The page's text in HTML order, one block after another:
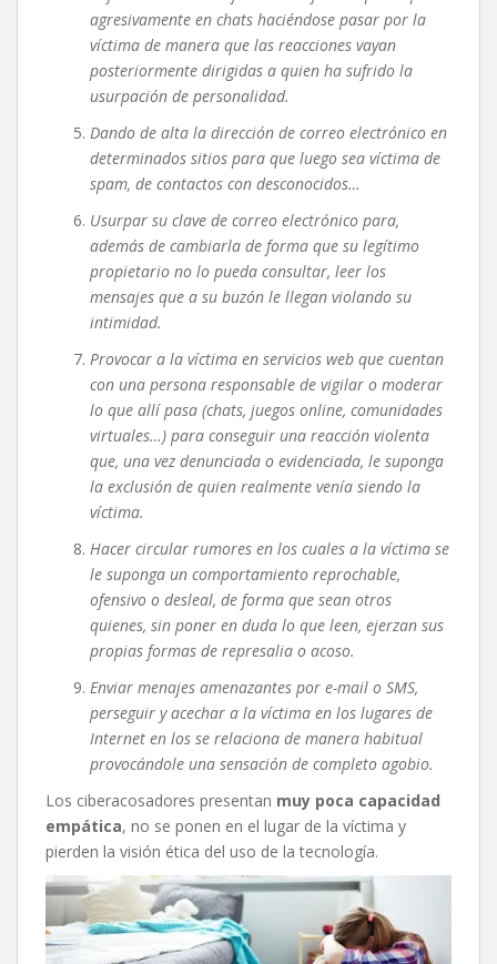
agresivamente en chats haciéndose pasar por la
víctima de manera que las reacciones vayan
posteriormente dirigidas a quien ha sufrido la
usurpación de personalidad.
Dando de alta la dirección de correo electrónico en
determinados sitios para que luego sea víctima de
spam, de contactos con desconocidos…
Usurpar su clave de correo electrónico para,
además de cambiarla de forma que su legítimo
propietario no lo pueda consultar, leer los
mensajes que a su buzón le llegan violando su
intimidad.
Provocar a la víctima en servicios web que cuentan
con una persona responsable de vigilar o moderar
lo que allí pasa (chats, juegos online, comunidades
virtuales…) para conseguir una reacción violenta
que, una vez denunciada o evidenciada, le suponga
la exclusión de quien realmente venía siendo la
víctima.
Hacer circular rumores en los cuales a la víctima se
le suponga un comportamiento reprochable,
ofensivo o desleal, de forma que sean otros
quienes, sin poner en duda lo que leen, ejerzan sus
propias formas de represalia o acoso.
Enviar menajes amenazantes por e-mail o SMS,
perseguir y acechar a la víctima en los lugares de
Internet en los se relaciona de manera habitual
provocándole una sensación de completo agobio.
Los ciberacosadores presentan muy poca capacidad
empática, no se ponen en el lugar de la víctima y
pierden la visión ética del uso de la tecnología.